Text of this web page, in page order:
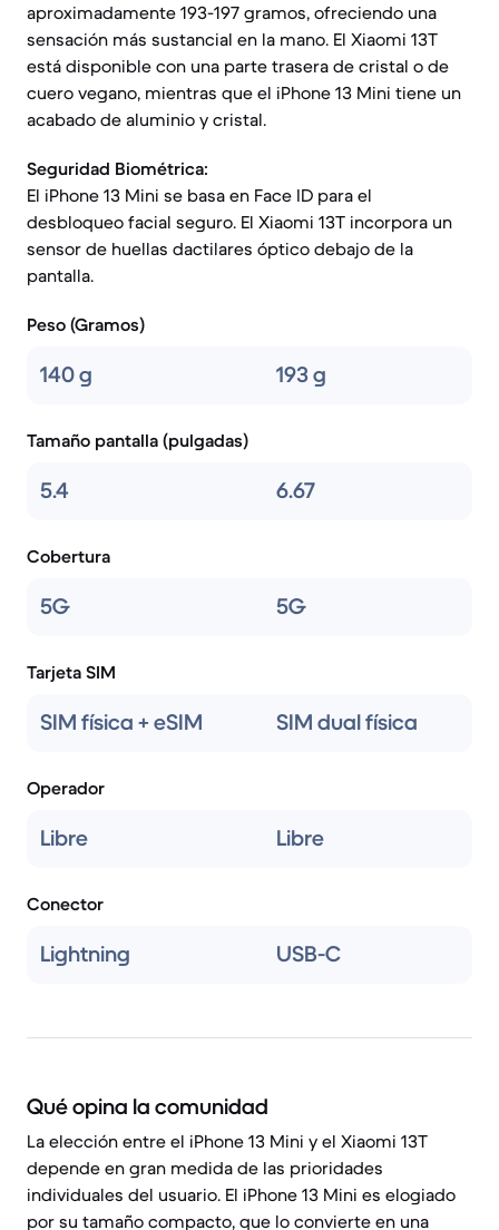
aproximadamente 193-197 gramos, ofreciendo una
sensación más sustancial en la mano. El Xiaomi 13T
está disponible con una parte trasera de cristal o de
cuero vegano, mientras que el iPhone 13 Mini tiene un
acabado de aluminio y cristal.
Seguridad Biométrica:
El iPhone 13 Mini se basa en Face ID para el
desbloqueo facial seguro. El Xiaomi 13T incorpora un
sensor de huellas dactilares óptico debajo de la
pantalla.
Peso (Gramos)
140 g 193 g
Tamaño pantalla (pulgadas)
5.4 6.67
Cobertura
5G 5G
Tarjeta SIM
SIM física + eSIM SIM dual física
Operador
Libre Libre
Conector
Lightning USB-C
Qué opina la comunidad
La elección entre el iPhone 13 Mini y el Xiaomi 13T
depende en gran medida de las prioridades
individuales del usuario. El iPhone 13 Mini es elogiado
por su tamaño compacto, que lo convierte en una